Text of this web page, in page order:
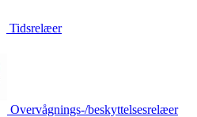
Tidsrelæer
Overvågnings-/beskyttelsesrelæer